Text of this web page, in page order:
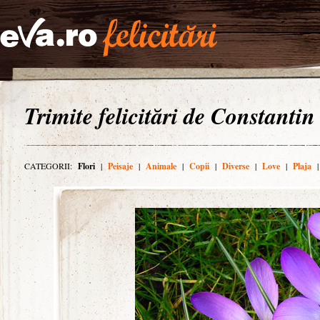
Trimite felicitări de
CATEGORII: Flori | Peisaje | Animale | Copii | Diverse | Love | Plaja |